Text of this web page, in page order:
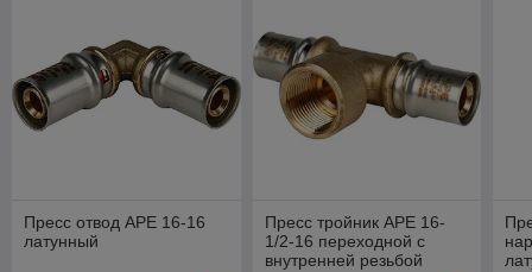
Пресс отвод APE 16-16
латунный
Пресс тройник APE 16-
1/2-16 переходной с
внутренней резьбой